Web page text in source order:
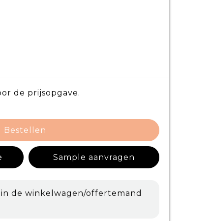
de prijsopgave.
Bestellen
Sample aanvragen
de winkelwagen/offertemand